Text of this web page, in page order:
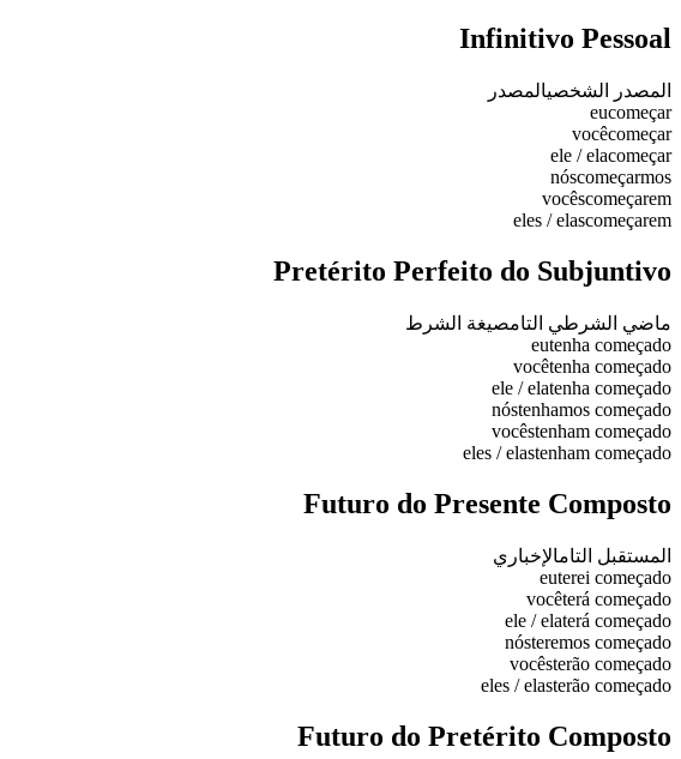
Infinitivo Pessoal
المصدر الشخصيالمصدر
eucomeçar
vocêcomeçar
ele / elacomeçar
nóscomeçarmos
vocêscomeçarem
eles / elascomeçarem
Pretérito Perfeito do Subjuntivo
ماضي الشرطي التامصيغة الشرط
eutenha começado
vocêtenha começado
ele / elatenha começado
nóstenhamos começado
vocêstenham começado
eles / elastenham começado
Futuro do Presente Composto
المستقبل التامالإخباري
euterei começado
vocêterá começado
ele / elaterá começado
nósteremos começado
vocêsterão começado
eles / elasterão começado
Futuro do Pretérito Composto